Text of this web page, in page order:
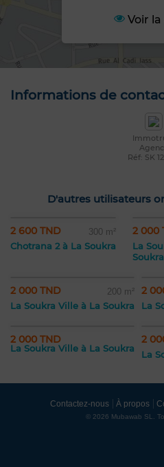
Voir la
Informations de
Réf: SK
D'autres utilisateurs
2 600 TND 300 m²
Chotrana 2 à La Soukra
2 000
La
Soukra
2 000 TND 200 m²
La Soukra Ville à La Soukra
2
La
2 000 TND
La Soukra Ville à La Soukra
2
La
Contactez-nous À propos
© 2026 Mubawab SL.